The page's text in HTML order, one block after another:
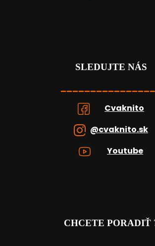
SLEDUJTE NÁS
Cvaknito
@cvaknito.sk
Youtube
CHCETE PORADIŤ